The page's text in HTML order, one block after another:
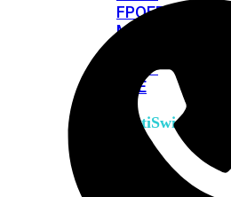
FPOEFortiSwitch
M426E-
424F-
POE
FortiSwitch